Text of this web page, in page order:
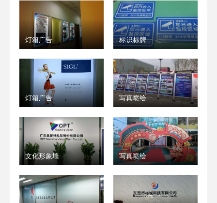
灯箱广告 标识标牌
灯箱广告 写真喷绘
文化形象墙 写真喷绘